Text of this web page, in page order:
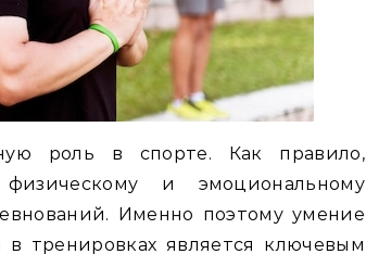
роль в спорте. Как правило,
и эмоциональному
Именно поэтому умение
в тренировках является ключевым